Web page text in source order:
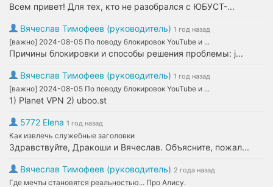
Всем привет! Для тех, кто не разобрался с ЮБУСТ-...
Вячеслав Тимофеев (руководитель) 1 год назад
[важно] 2024-08-05 По поводу блокировок YouTube и ...
Причины блокировки и способы решения проблемы: j...
Вячеслав Тимофеев (руководитель) 1 год назад
[важно] 2024-08-05 По поводу блокировок YouTube и ...
1) Planet VPN 2) uboo.st
5772 Elena 1 год назад
Как извлечь служебные заголовки
Здравствуйте, Дракоши и Вячеслав. Объясните, пожал...
Вячеслав Тимофеев (руководитель) 2 года назад
Где мечты становятся реальностью... Про Алису.